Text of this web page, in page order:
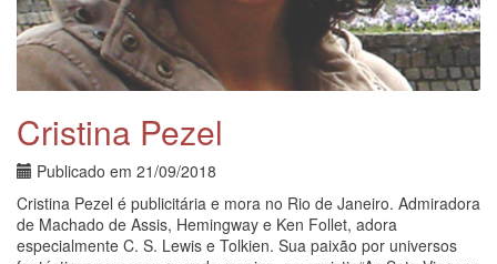
Cristina Pezel
Publicado em 21/09/2018
Cristina Pezel é publicitária e mora no Rio de Janeiro. Admiradora
de Machado de Assis, Hemingway e Ken Follet, adora
especialmente C. S. Lewis e Tolkien. Sua paixão por universos